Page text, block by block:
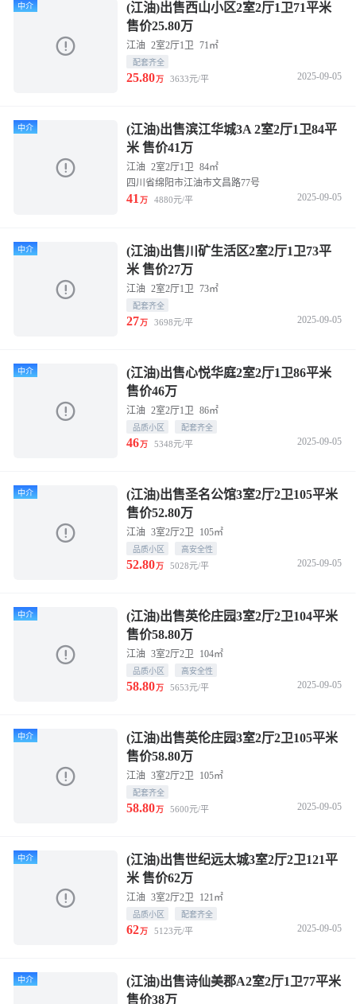
中介
(江油)出售西山小区2室2厅1卫71平米
售价25.80万
江油 2室2厅1卫 71㎡
配套齐全
25.80万 3633元/平 2025-09-05
中介
(江油)出售滨江华城3A 2室2厅1卫84平
米 售价41万
江油 2室2厅1卫 84㎡
四川省绵阳市江油市文昌路77号
41 万 4880元/平 2025-09-05
中介
(江油)出售川矿生活区2室2厅1卫73平
米 售价27万
江油 2室2厅1卫 73㎡
配套齐全
27万 3698元/平 2025-09-05
中介
(江油)出售心悦华庭2室2厅1卫86平米
售价46万
江油 2室2厅1卫 86㎡
品质小区 配套齐全
46万 5348元/平 2025-09-05
中介
(江油)出售圣名公馆3室2厅2卫105平米
售价52.80万
江油 3室2厅2卫 105㎡
品质小区 高安全性
52.80万 5028元/平 2025-09-05
中介
(江油)出售英伦庄园3室2厅2卫104平米
售价58.80万
江油 3室2厅2卫 104㎡
品质小区 高安全性
58.80万 5653元/平 2025-09-05
中介
(江油)出售英伦庄园3室2厅2卫105平米
售价58.80万
江油 3室2厅2卫 105㎡
配套齐全
58.80万 5600元/平 2025-09-05
中介
(江油)出售世纪远太城3室2厅2卫121平
米 售价62万
江油 3室2厅2卫 121㎡
品质小区 配套齐全
62万 5123元/平 2025-09-05
中介
(江油)出售诗仙美郡A2室2厅1卫77平米
售价38万